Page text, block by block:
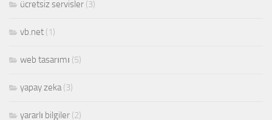
ücretsiz servisler (3)
vb.net (1)
web tasarımı (5)
yapay zeka(3)
yararlı bilgiler (2)